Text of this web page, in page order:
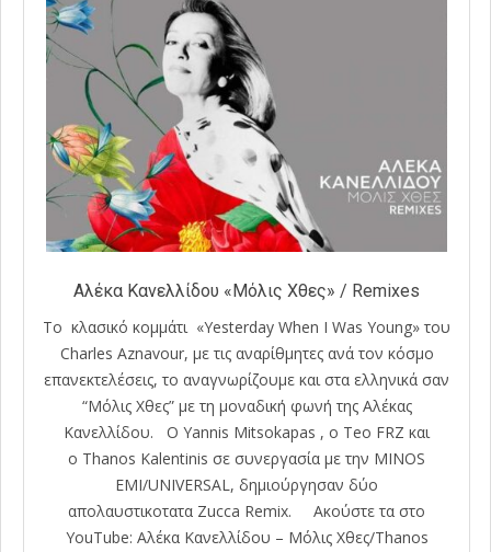
Αλέκα Κανελλίδου «Μόλις Χθες» / Remixes
Το κλασικό κομμάτι «Yesterday When I Was Young» του
Charles Aznavour, με τις αναρίθμητες ανά τον κόσμο
επανεκτελέσεις, το αναγνωρίζουμε και στα ελληνικά σαν
“Μόλις Χθες” με τη μοναδική φωνή της Αλέκας
Κανελλίδου. Ο Yannis Mitsokapas , ο Teo FRZ και
ο Thanos Kalentinis σε συνεργασία με την MINOS
EMI/UNIVERSAL, δημιούργησαν δύο
απολαυστικοτατα Zucca Remix. Ακούστε τα στο
YouTube: Αλέκα Κανελλίδου – Μόλις Χθες/Thanos